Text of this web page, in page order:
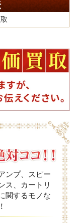
ンプ、スピー
ス、カートリ
関するモノな